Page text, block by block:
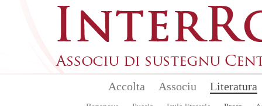
Accolta Associu Literatura